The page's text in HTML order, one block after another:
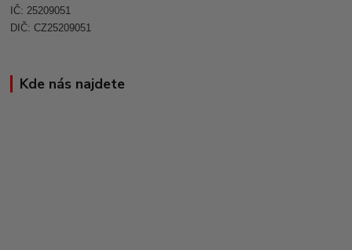
IČ: 25209051
DIČ: CZ25209051
Kde nás najdete